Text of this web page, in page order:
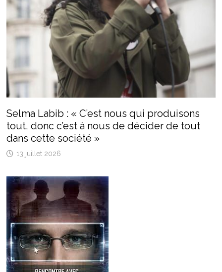
Selma Labib : « C’est nous qui produisons
tout, donc c’est à nous de décider de tout
dans cette société »
13 juillet 2026